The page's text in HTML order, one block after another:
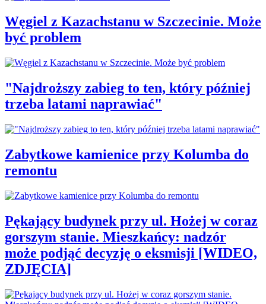
Węgiel z Kazachstanu w Szczecinie. Może
być problem
"Najdroższy zabieg to ten, który później
trzeba latami naprawiać"
Zabytkowe kamienice przy Kolumba do
remontu
Pękający budynek przy ul. Hożej w coraz
gorszym stanie. Mieszkańcy: nadzór
może podjąć decyzję o eksmisji [WIDEO,
ZDJĘCIA]